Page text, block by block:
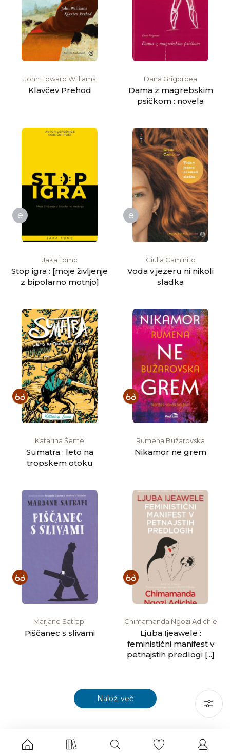
John Edward Williams
Klavčev Prehod
Dana Grigorcea
Dama z magrebskim
psičkom : novela
e
Jaka Tomc
Stop igra : [moje življenje
z bipolarno motnjo]
e
Giulia Caminito
Voda v jezeru ni nikoli
sladka
Katarina Šeme
Sumatra : leto na
tropskem otoku
Rumena Bužarovska
Nikamor ne grem
Marjane Satrapi
Piščanec s slivami
Chimamanda Ngozi Adichie
Ljuba Ijeawele :
feministični manifest v
petnajstih predlogi [...]
Naloži več